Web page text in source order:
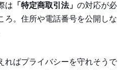
は 「特定商取引法」 の対応が必
ろ。住所や電話番号を公開しな
ればプライバシーを守れそうで